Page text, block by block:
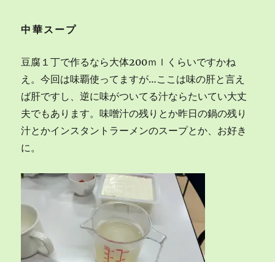
中華スープ
豆腐１丁で作るなら大体200ｍｌくらいですかね
え。今回は味覇使ってますが…ここは味の肝と言え
ば肝ですし、逆に味がついてる汁ならたいてい大丈
夫でもあります。味噌汁の残りとか昨日の鍋の残り
汁とかインスタントラーメンのスープとか、お好き
に。